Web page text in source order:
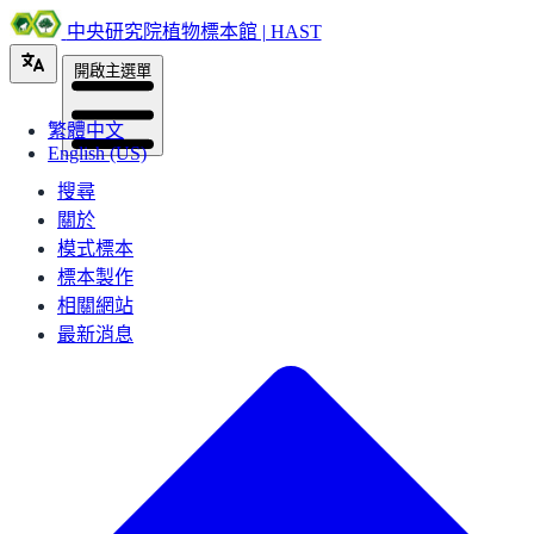
中央研究院植物標本館 | HAST
繁體中文
English (US)
開啟主選單
搜尋
關於
模式標本
標本製作
相關網站
最新消息